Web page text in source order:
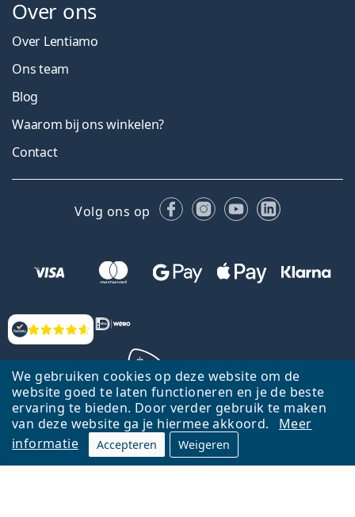
We gebruiken cookies op deze website om de
website goed te laten functioneren en je de beste
ervaring te bieden. Door verder gebruik te maken
van deze website ga je hiermee akkoord.
Meer
informatie
Accepteren Weigeren
Beoordelingen
Over ons
Over Lentiamo
Ons team
Blog
Waarom bij ons winkelen?
Contact
Volg ons op FacebookInstagram
YouTubeLinkedIn
Terug naar de homepagina
Ga omhoog
Lentiamo.nl is eigendom van en wordt beheerd door Lentiamo s.r.o.,
Tsjechië
Hier al 18 jaar voor jou.